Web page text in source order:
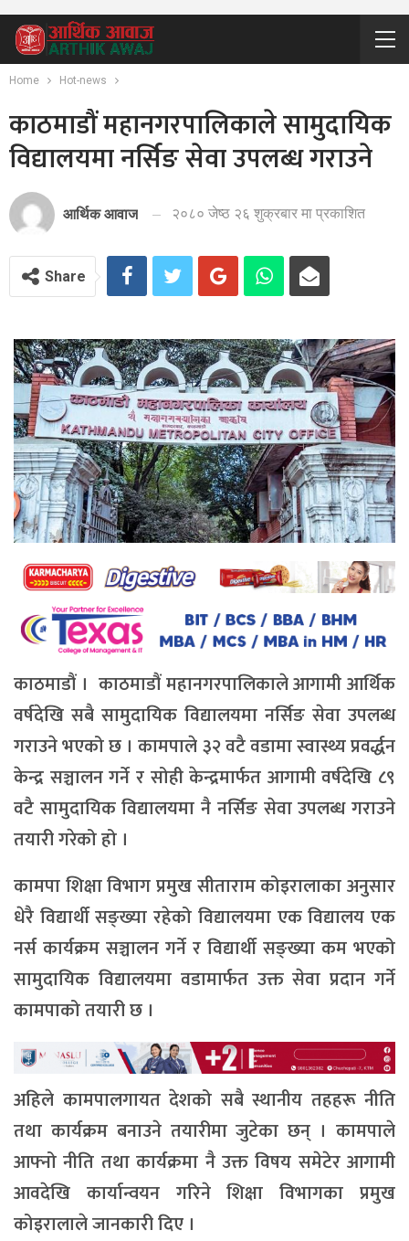
Home Hot-news
काठमाडौं महानगरपालिकाले सामुदायिक
विद्यालयमा नर्सिङ सेवा उपलब्ध गराउने
आर्थिक आवाज २०८० जेष्ठ २६ शुक्रबार मा प्रकाशित
Share
काठमाडौं । काठमाडौं महानगरपालिकाले आगामी आर्थिक
वर्षदेखि सबै सामुदायिक विद्यालयमा नर्सिङ सेवा उपलब्ध
गराउने भएको छ । कामपाले ३२ वटै वडामा स्वास्थ्य प्रवर्द्धन
केन्द्र सञ्चालन गर्ने र सोही केन्द्रमार्फत आगामी वर्षदेखि ८९
वटै सामुदायिक विद्यालयमा नै नर्सिङ सेवा उपलब्ध गराउने
तयारी गरेको हो ।
कामपा शिक्षा विभाग प्रमुख सीताराम कोइरालाका अनुसार
धेरै विद्यार्थी सङ्ख्या रहेको विद्यालयमा एक विद्यालय एक
नर्स कार्यक्रम सञ्चालन गर्ने र विद्यार्थी सङ्ख्या कम भएको
सामुदायिक विद्यालयमा वडामार्फत उक्त सेवा प्रदान गर्ने
कामपाको तयारी छ ।
अहिले कामपालगायत देशको सबै स्थानीय तहहरू नीति
तथा कार्यक्रम बनाउने तयारीमा जुटेका छन् । कामपाले
आफ्नो नीति तथा कार्यक्रमा नै उक्त विषय समेटेर आगामी
आवदेखि कार्यान्वयन गरिने शिक्षा विभागका प्रमुख
कोइरालाले जानकारी दिए ।